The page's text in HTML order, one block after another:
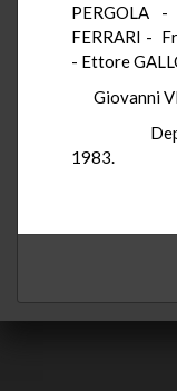
PERGOLA
FERRARI -
- Ettore
Giovanni
1983.